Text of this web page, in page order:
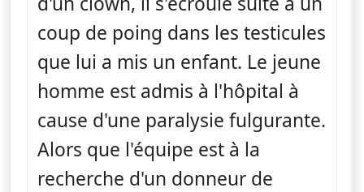
coup de poing dans les testicules
que lui a mis un enfant. Le jeune
homme est admis à l'hôpital à
cause d'une paralysie fulgurante.
Alors que l'équipe est à la
recherche d'un donneur de